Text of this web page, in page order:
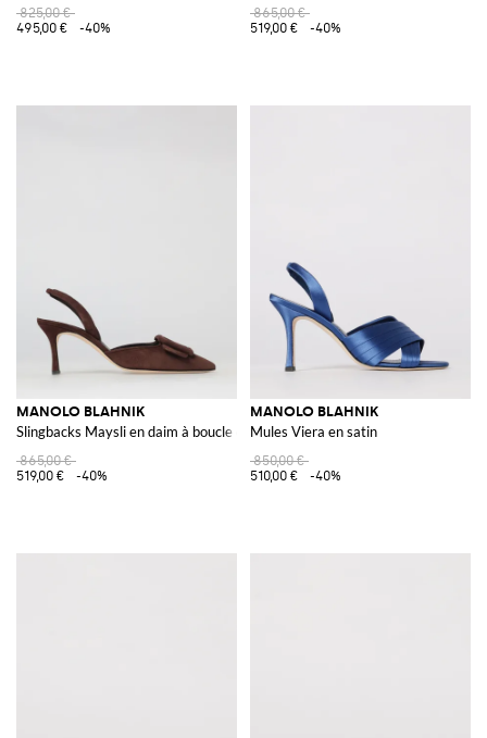
825,00 €
495,00 €
-40%
865,00 €
519,00 €
-40%
MANOLO BLAHNIK
Slingbacks Maysli en daim à boucle décorative
865,00 €
519,00 €
-40%
MANOLO BLAHNIK
Mules Viera en satin
850,00 €
510,00 €
-40%